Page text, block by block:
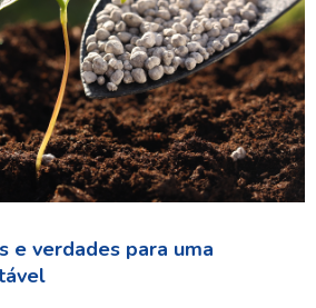
e verdades para uma